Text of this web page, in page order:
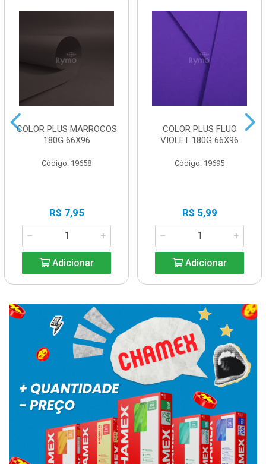
COLOR PLUS MARROCOS
180G 66X96
Código: 19658
R$ 7,95
Adicionar
COLOR PLUS FLUO
VIOLET 180G 66X96
Código: 19695
R$ 5,99
Adicionar